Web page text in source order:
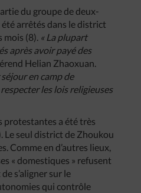
du groupe de deux-
arrêtés dans le district
mois (8). « La plupart
après avoir payé des
Helian Zhaoxuan.
en camp de
les lois religieuses
protestantes a été très
Le seul district de Zhoukou
Comme en d’autres lieux,
« domestiques » refusent
s’aligner sur le
qui contrôle